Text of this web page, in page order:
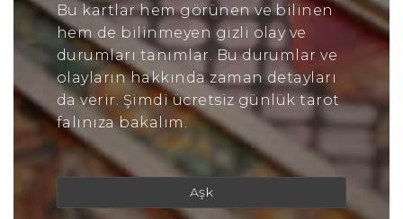
Bu kartlar hem görünen ve bilinen
hem de bilinmeyen gizli olay ve
durumları tanımlar. Bu durumlar ve
olayların hakkında zaman detayları
da verir. Şimdi ücretsiz günlük tarot
falınıza bakalım.
Aşk